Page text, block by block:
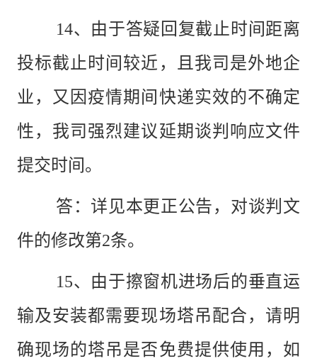
14、由于答疑回复截止时间距离
投标截止时间较近，且我司是外地企
业，又因疫情期间快递实效的不确定
性，我司强烈建议延期谈判响应文件
提交时间。
答：详见本更正公告，对谈判文
件的修改第2条。
15、由于擦窗机进场后的垂直运
输及安装都需要现场塔吊配合，请明
确现场的塔吊是否免费提供使用，如